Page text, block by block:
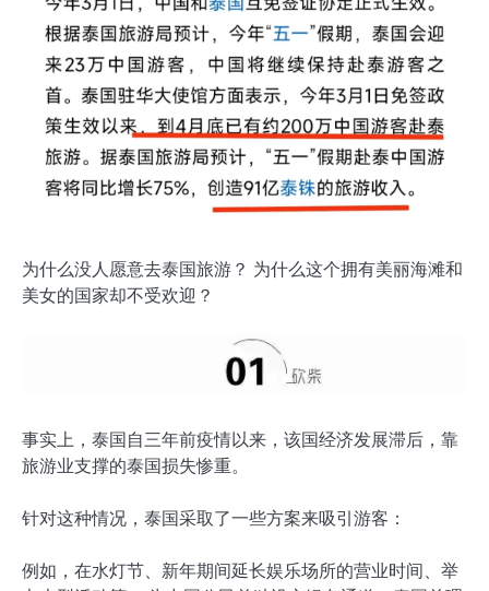
为什么没人愿意去泰国旅游？ 为什么这个拥有美丽海滩和
美女的国家却不受欢迎？
事实上，泰国自三年前疫情以来，该国经济发展滞后，靠
旅游业支撑的泰国损失惨重。
针对这种情况，泰国采取了一些方案来吸引游客：
例如，在水灯节、新年期间延长娱乐场所的营业时间、举